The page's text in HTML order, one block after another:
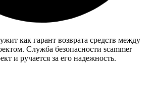
как гарант возврата средств между
Служба безопасности scammer
и ручается за его надежность.